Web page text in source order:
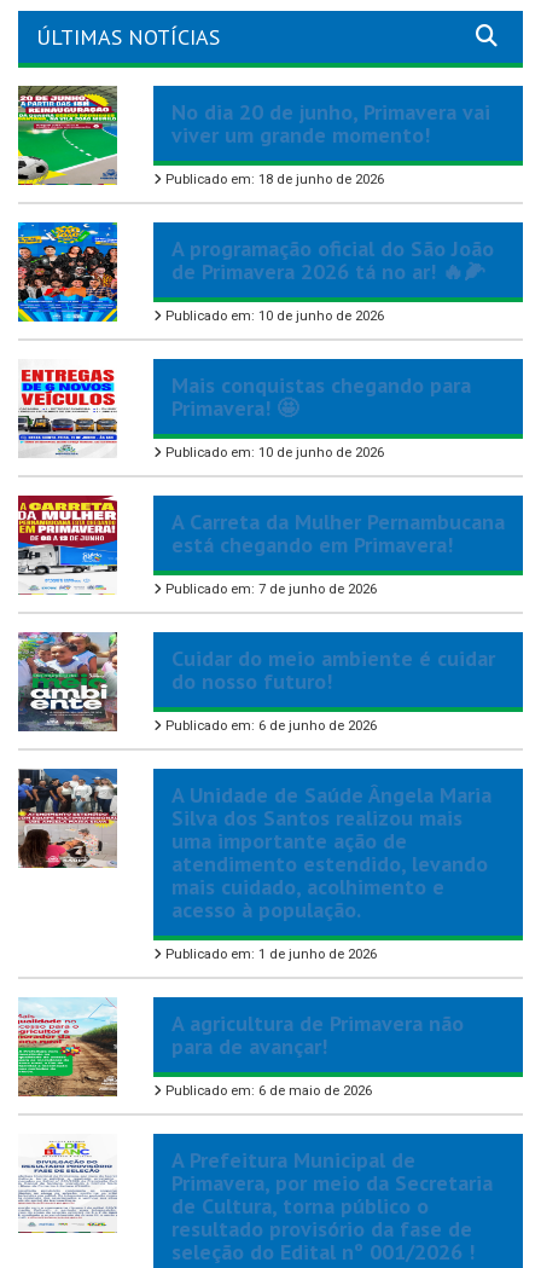
ÚLTIMAS NOTÍCIAS
No dia 20 de junho, Primavera vai
viver um grande momento!
Publicado em: 18 de junho de 2026
A programação oficial do São João
de Primavera 2026 tá no ar! 🔥🌽
Publicado em: 10 de junho de 2026
Mais conquistas chegando para
Primavera! 🤩
Publicado em: 10 de junho de 2026
A Carreta da Mulher Pernambucana
está chegando em Primavera!
Publicado em: 7 de junho de 2026
Cuidar do meio ambiente é cuidar
do nosso futuro!
Publicado em: 6 de junho de 2026
A Unidade de Saúde Ângela Maria
Silva dos Santos realizou mais
uma importante ação de
atendimento estendido, levando
mais cuidado, acolhimento e
acesso à população.
Publicado em: 1 de junho de 2026
A agricultura de Primavera não
para de avançar!
Publicado em: 6 de maio de 2026
A Prefeitura Municipal de
Primavera, por meio da Secretaria
de Cultura, torna público o
resultado provisório da fase de
seleção do Edital nº 001/2026 !